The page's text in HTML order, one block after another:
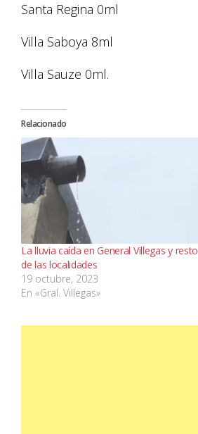
Santa Regina 0ml
Villa Saboya 8ml
Villa Sauze 0ml.
Relacionado
La lluvia caída en General Villegas y resto
de las localidades
19 octubre, 2023
En «Gral. Villegas»